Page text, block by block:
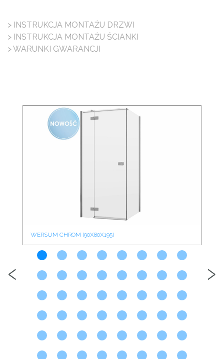
> INSTRUKCJA MONTAŻU DRZWI
> INSTRUKCJA MONTAŻU ŚCIANKI
> WARUNKI GWARANCJI
WERSUM CHROM [90X80X195]
‹ ›